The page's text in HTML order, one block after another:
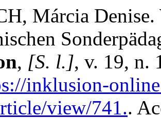
Márcia Denise.
, [S. l.], v. 19, n.
inklusion-
view/741..